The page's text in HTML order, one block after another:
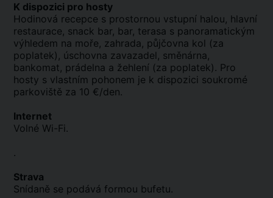
K dispozici pro hosty
Hodinová recepce s prostornou vstupní halou, hlavní
restaurace, snack bar, bar, terasa s panoramatickým
výhledem na moře, zahrada, půjčovna kol (za
poplatek), úschovna zavazadel, směnárna,
bankomat, prádelna a žehlení (za poplatek). Pro
hosty s vlastním pohonem je k dispozici soukromé
parkoviště za 10 €/den.
Internet
Volné Wi-Fi.
.
Strava
Snídaně se podává formou bufetu.